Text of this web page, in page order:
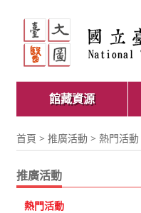
館藏資源
首頁 > 推廣活動 > 熱門活動
推廣活動
熱門活動